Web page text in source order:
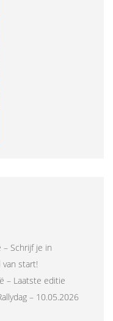
– Schrijf je in
start!
– Laatste editie
– 10.05.2026